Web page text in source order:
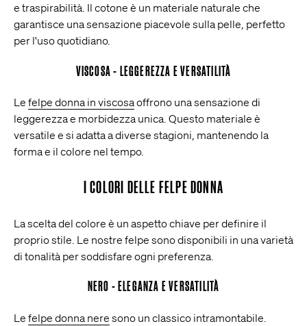
e traspirabilità. Il cotone è un materiale naturale che
garantisce una sensazione piacevole sulla pelle, perfetto
per l'uso quotidiano.
VISCOSA - LEGGEREZZA E VERSATILITÀ
Le felpe donna in viscosaoffrono una sensazione di
leggerezza e morbidezza unica. Questo materiale è
versatile e si adatta a diverse stagioni, mantenendo la
forma e il colore nel tempo.
I COLORI DELLE FELPE DONNA
La scelta del colore è un aspetto chiave per definire il
proprio stile. Le nostre felpe sono disponibili in una varietà
di tonalità per soddisfare ogni preferenza.
NERO - ELEGANZA E VERSATILITÀ
Le felpe donna nere sono un classico intramontabile.